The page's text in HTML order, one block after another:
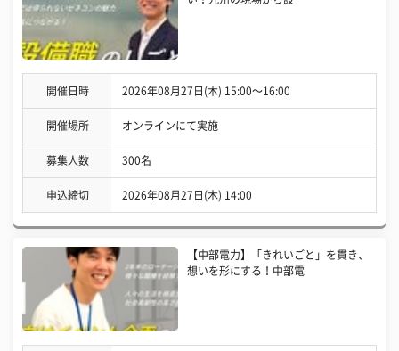
開催日時 2026年08月27日(木) 15:00〜16:00
開催場所 オンラインにて実施
募集人数 300名
申込締切 2026年08月27日(木) 14:00
【中部電力】「きれいごと」を貫き、
想いを形にする！中部電